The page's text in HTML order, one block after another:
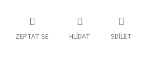
ZEPTAT SE HLÍDAT SDÍLET